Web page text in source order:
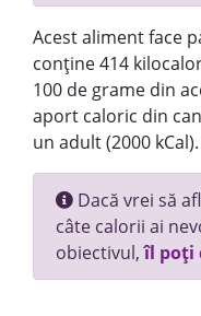
Acest aliment face
conține 414
100 de grame din
aport caloric din
un adult (2000 kCal).
Dacă vrei să
câte calorii ai
obiectivul,îl poți